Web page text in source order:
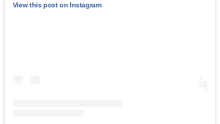
View this post on Instagram